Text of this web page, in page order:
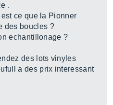
.
ce que la Pionner
des boucles ?
echantillonage ?
des lots vinyles
a des prix interessant